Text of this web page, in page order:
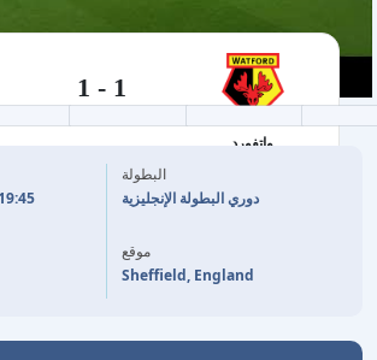
1 - 1
واتفورد
19:45
البطولة
دوري البطولة الإنجليزية
موقع
Sheffield, England